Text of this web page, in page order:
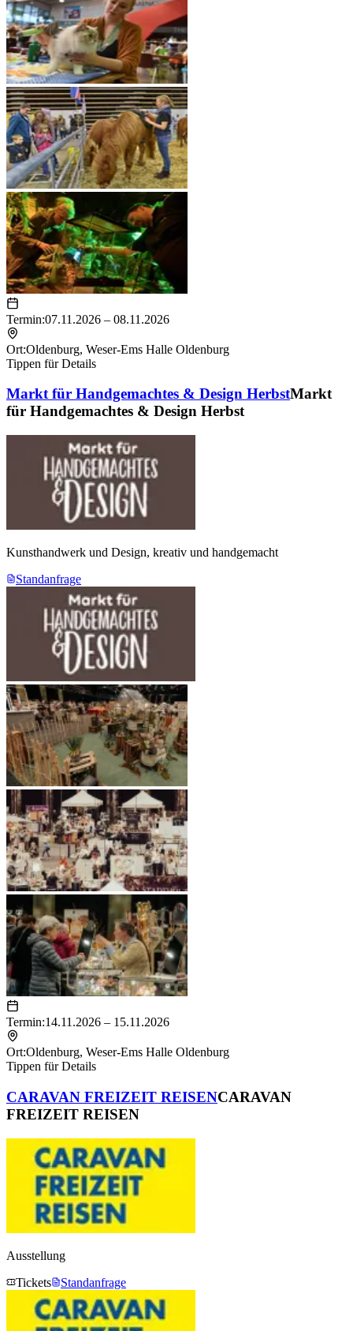
Termin:07.11.2026 – 08.11.2026
Ort:Oldenburg, Weser-Ems Halle Oldenburg
Tippen für Details
Markt für Handgemachtes & Design HerbstMarkt
für Handgemachtes & Design Herbst
Kunsthandwerk und Design, kreativ und handgemacht
Standanfrage
Termin:14.11.2026 – 15.11.2026
Ort:Oldenburg, Weser-Ems Halle Oldenburg
Tippen für Details
CARAVAN FREIZEIT REISENCARAVAN
FREIZEIT REISEN
Ausstellung
Tickets
Standanfrage